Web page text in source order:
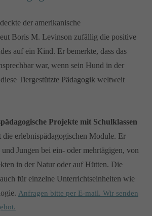
sit amet, consectetuer adipiscing elit.
et magnis dis parturient montes,
Donec quam felis, ultricies nec.
der amerikanische
Boris M. Levinson zufällig die positive
auf ein Kind. Er bemerkte, dass das
war, wenn sein Hund in der
Tiergestützte Pädagogik weltweit
Projekte mit Schulklassen
erlebnispädagogischen Module. Er
Jungen bei ein- oder mehrtägigen, von
in der Natur oder auf Hütten. Die
für einzelne Unterrichtseinheiten wie
Anfragen bitte per E-mail. Wir senden